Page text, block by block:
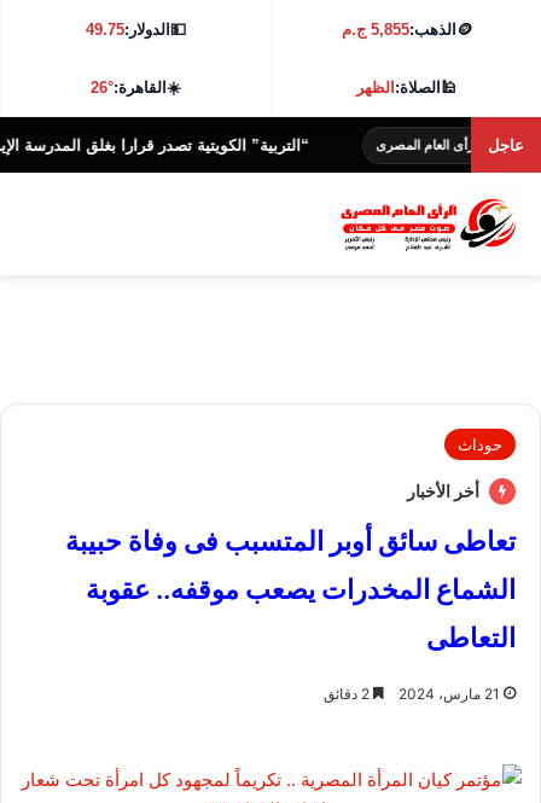
🪙 الذهب:5,855 ج.م 💵الدولار:49.75
🕌الصلاة:الظهر ☀️القاهرة:26°
عاجل
العام المصرى “التربية” الكويتية تصدر قرارا بغلق المدرسة الإيرانية
حوداث
أخر الأخبار
تعاطى سائق أوبر المتسبب فى وفاة حبيبة
الشماع المخدرات يصعب موقفه.. عقوبة
التعاطى
21 مارس، 2024